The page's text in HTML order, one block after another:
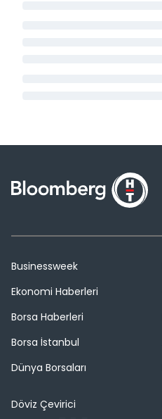
Businessweek
Ekonomi Haberleri
Borsa Haberleri
Borsa İstanbul
Dünya Borsaları
Döviz Çevirici